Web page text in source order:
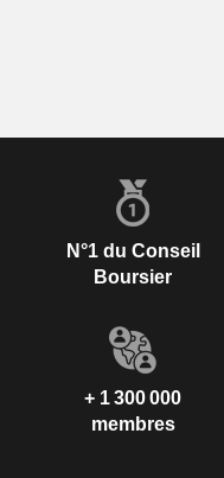
N°1 du Conseil
Boursier
+ 1 300 000
membres